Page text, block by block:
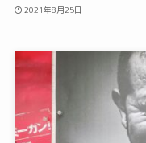
2021年8月25日